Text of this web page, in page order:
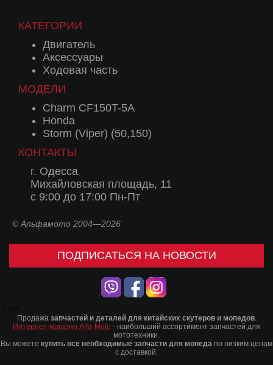
КАТЕГОРИИ
Двигатель
Аксессуары
Ходовая часть
МОДЕЛИ
Charm CF150T-5A
Honda
Storm (Viper) (50,150)
КОНТАКТЫ
г. Одесса
Михайловская площадь, 11
с 9:00 до 17:00 Пн-Пт
© Альфамото 2004—2026
ПОДПИСАТЬСЯ НА НОВОСТИ
Продажа запчастей и деталей для китайских скутеров и мопедов.
Интернет-магазин Alfa-Moto - наибольший ассортимент запчастей для
мототехники.
Вы можете купить все необходимые запчасти для мопеда по низким ценам
с доставкой.